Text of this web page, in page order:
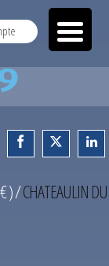
)/CHATEAULIN DU